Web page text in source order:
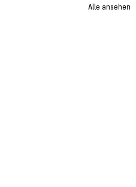
Alle ansehen